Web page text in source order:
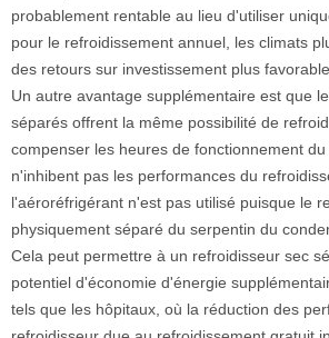
probablement rentable au lieu d'utiliser
pour le refroidissement annuel, les climats
des retours sur investissement plus
Un autre avantage supplémentaire est que
séparés offrent la même possibilité de
compenser les heures de fonctionnement
n'inhibent pas les performances du
l'aéroréfrigérant n'est pas utilisé puisque le
physiquement séparé du serpentin du
Cela peut permettre à un refroidisseur sec
potentiel d'économie d'énergie
tels que les hôpitaux, où la réduction des